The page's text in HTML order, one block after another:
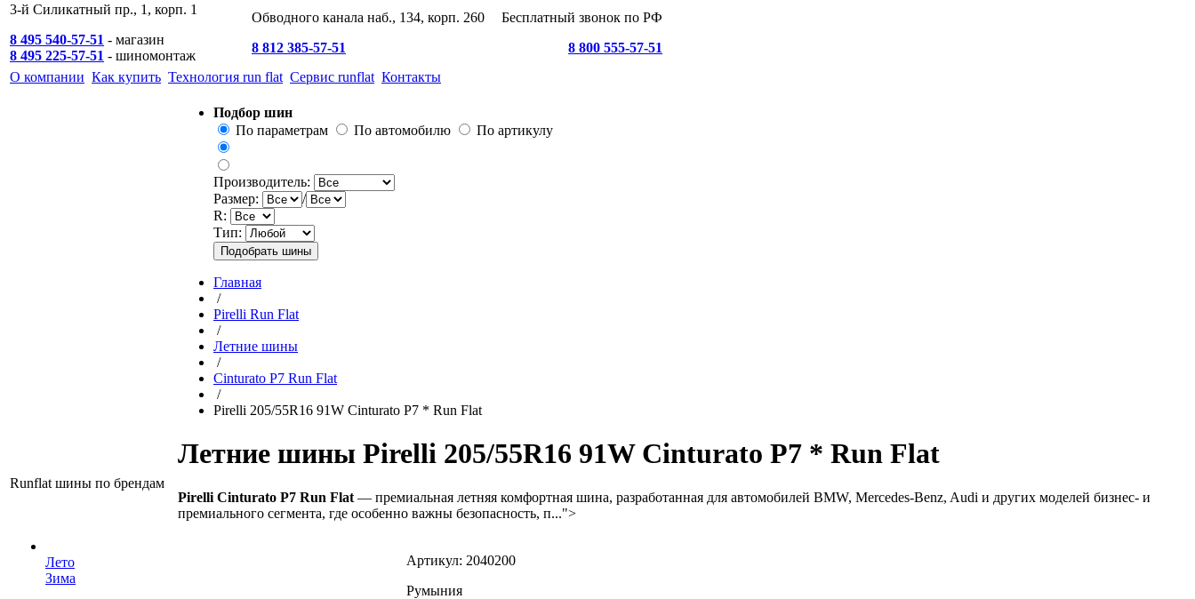
3-й Силикатный пр., 1, корп. 1
8 495 540-57-51 - магазин
8 495 225-57-51 - шиномонтаж
Обводного канала наб., 134, корп. 260
8 812 385-57-51
Бесплатный звонок по РФ
8 800 555-57-51
О компании Как купить Технология run flat Сервис runflat Контакты
Runflat шины по брендам
Лето
Зима
Подбор шин
По параметрам
По автомобилю По артикулу
Производитель:
Размер:
/
R:
Тип:
Главная
/
Pirelli Run Flat
/
Летние шины
/
Cinturato P7 Run Flat
/
Pirelli 205/55R16 91W Cinturato P7 * Run Flat
Летние шины Pirelli 205/55R16 91W Cinturato P7 * Run Flat
Pirelli Cinturato P7 Run Flat — премиальная летняя комфортная шина, разработанная для автомобилей BMW, Mercedes-Benz, Audi и других моделей бизнес- и
премиального сегмента, где особенно важны безопасность, п...">
Артикул: 2040200
Румыния